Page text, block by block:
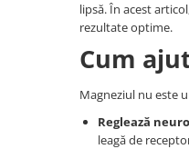
lipsă. În acest
rezultate optime.
Cum
Magneziul nu este
Reglează
leagă de